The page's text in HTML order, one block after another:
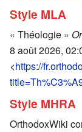
Style MLA
« Théologie »
8 août 2026,
<https://
Style MHRA
OrthodoxWiki